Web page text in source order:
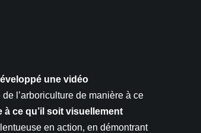
une vidéo
l’arboriculture de manière à ce
ce qu’il soit visuellement
en action, en démontrant